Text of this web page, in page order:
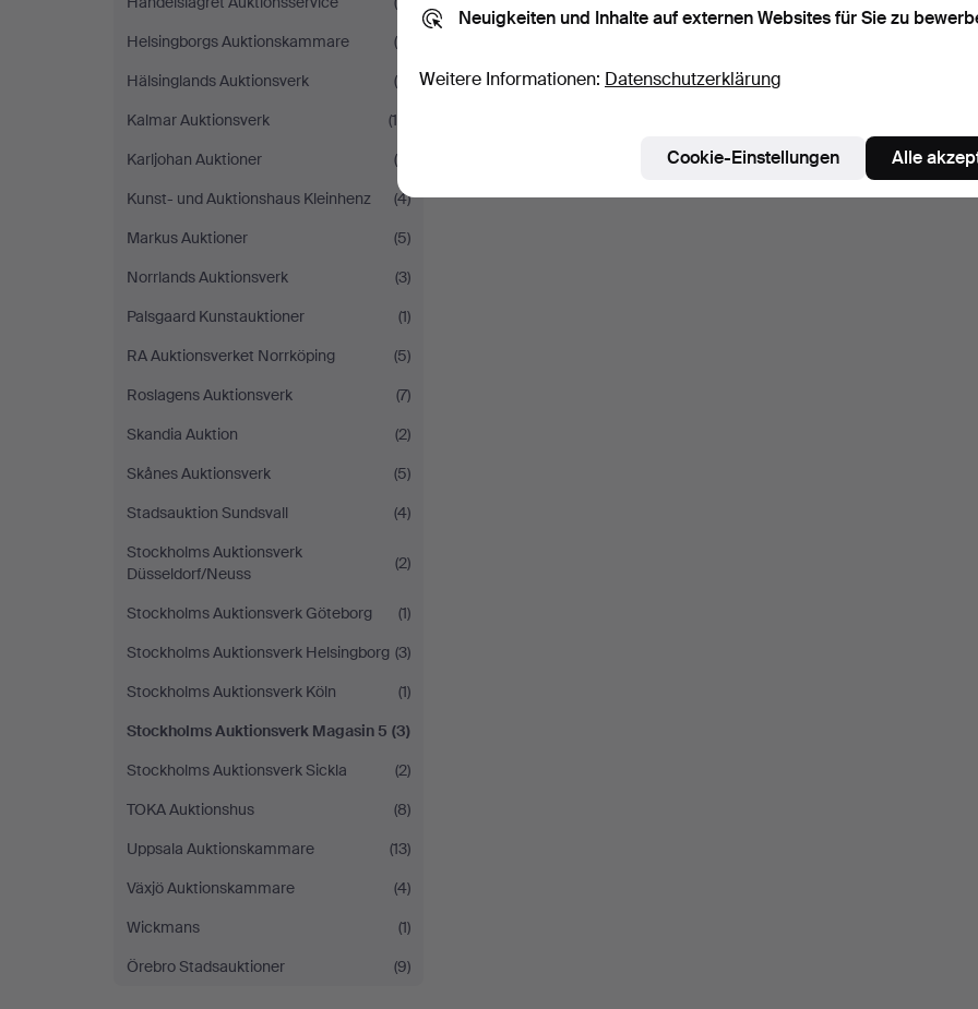
Helsingborgs Auktionskammare
(4)
Hälsinglands Auktionsverk
(8)
Kalmar Auktionsverk
(15)
Karljohan Auktioner
(5)
Kunst- und Auktionshaus Kleinhenz
(4)
Markus Auktioner
(5)
Norrlands Auktionsverk
(3)
Palsgaard Kunstauktioner
(1)
RA Auktionsverket Norrköping
(5)
Roslagens Auktionsverk
(7)
Skandia Auktion
(2)
Skånes Auktionsverk
(5)
Stadsauktion Sundsvall
(4)
Stockholms Auktionsverk
Düsseldorf/Neuss
(2)
Stockholms Auktionsverk Göteborg
(1)
Stockholms Auktionsverk Helsingborg (3)
Stockholms Auktionsverk Köln
(1)
Stockholms Auktionsverk Magasin 5 (3)
Stockholms Auktionsverk Sickla
(2)
TOKA Auktionshus
(8)
Uppsala Auktionskammare
(13)
Växjö Auktionskammare
(4)
Wickmans
(1)
Örebro Stadsauktioner
(9)
Neuigkeiten und Inhalte auf externen Websites für Sie zu
Weitere Informationen: Datenschutzerklärung
Cookie-Einstellungen Alle